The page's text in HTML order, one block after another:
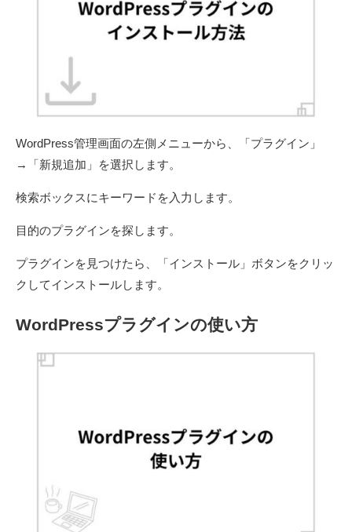
WordPress管理画面の左側メニューから、「プラグイン」
→「新規追加」を選択します。
検索ボックスにキーワードを入力します。
目的のプラグインを探します。
プラグインを見つけたら、「インストール」ボタンをクリッ
クしてインストールします。
WordPressプラグインの使い方